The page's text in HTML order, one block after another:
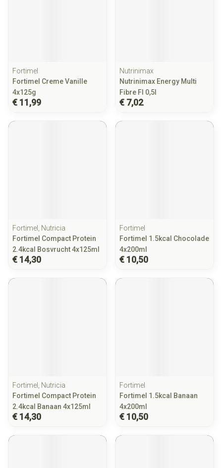
Fortimel
Fortimel Creme Vanille
4x125g
€ 11,99
Nutrinimax
Nutrinimax Energy Multi
Fibre Fl 0,5l
€ 7,02
Fortimel, Nutricia
Fortimel Compact Protein
2.4kcal Bosvrucht 4x125ml
€ 14,30
Fortimel
Fortimel 1.5kcal Chocolade
4x200ml
€ 10,50
Fortimel, Nutricia
Fortimel Compact Protein
2.4kcal Banaan 4x125ml
€ 14,30
Fortimel
Fortimel 1.5kcal Banaan
4x200ml
€ 10,50